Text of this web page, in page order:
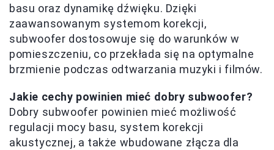
basu oraz dynamikę dźwięku. Dzięki
zaawansowanym systemom korekcji,
subwoofer dostosowuje się do warunków w
pomieszczeniu, co przekłada się na optymalne
brzmienie podczas odtwarzania muzyki i filmów.
Jakie cechy powinien mieć dobry subwoofer?
Dobry subwoofer powinien mieć możliwość
regulacji mocy basu, system korekcji
akustycznej, a także wbudowane złącza dla